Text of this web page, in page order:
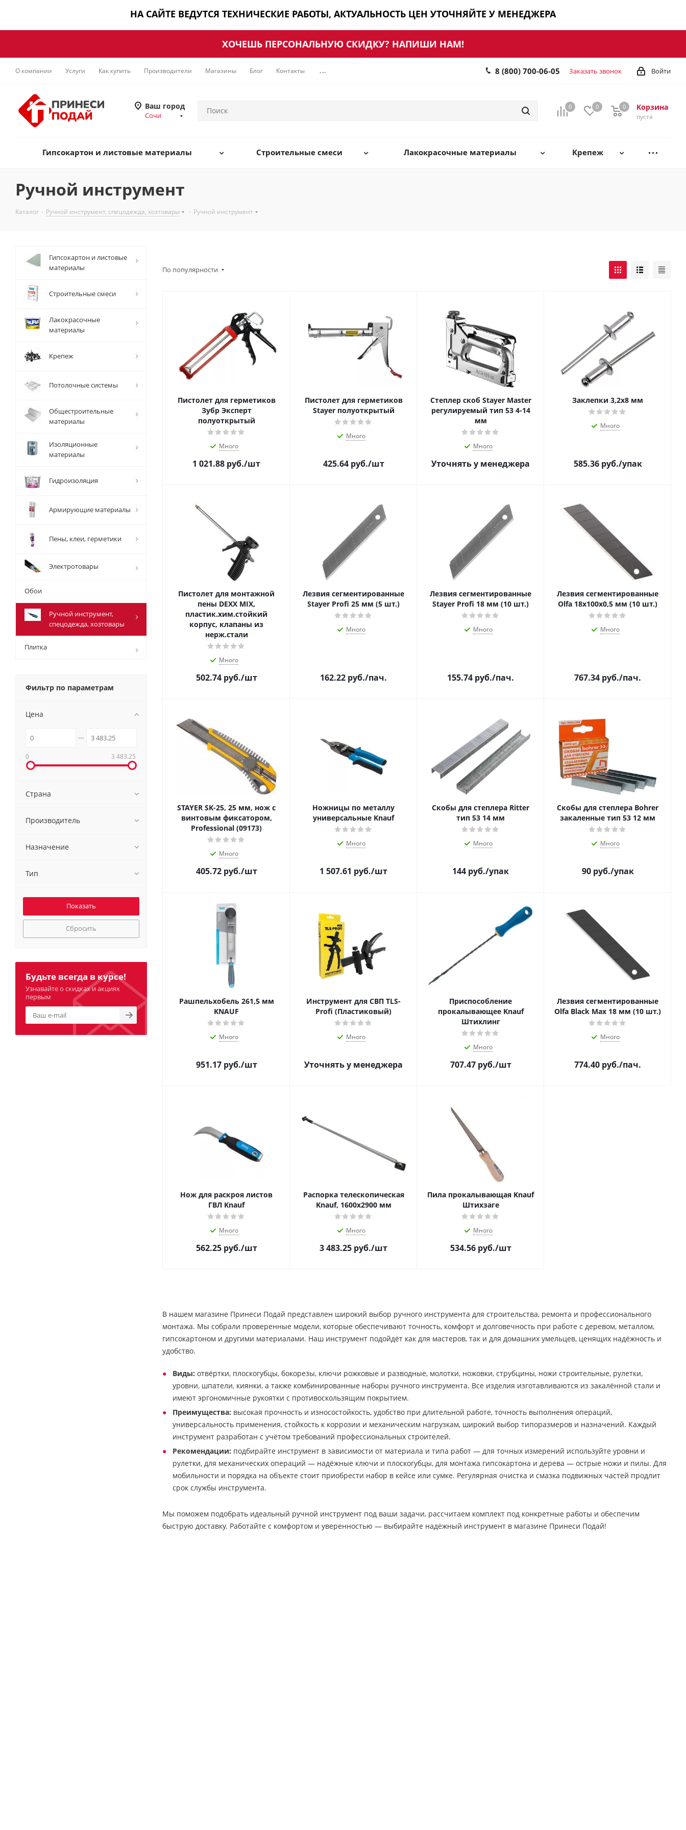
НА САЙТЕ ВЕДУТСЯ ТЕХНИЧЕСКИЕ РАБОТЫ, АКТУАЛЬНОСТЬ ЦЕН УТОЧНЯЙТЕ У МЕНЕДЖЕРА
ХОЧЕШЬ ПЕРСОНАЛЬНУЮ СКИДКУ? НАПИШИ НАМ!
О компании Услуги Как купить Производители Магазины Блог Контакты ... Войти
8 (800) 700-06-05 Заказать звонок
Ваш город
Сочи
0 0 Корзина
0
пуста
0
Гипсокартон и листовые материалы Строительные смеси Лакокрасочные материалы Крепеж
Ручной инструмент
Каталог - Ручной инструмент, спецодежда, хозтовары - Ручной инструмент
По популярности
Пистолет для герметиков
Зубр Эксперт
полуоткрытый
Много
1 021.88 руб./шт
Пистолет для герметиков
Stayer полуоткрытый
Много
425.64руб./шт
Степлер скоб Stayer Master
регулируемый тип 53 4-14
мм
Много
Уточнять у менеджера
Заклепки 3,2х8 мм
Много
585.36руб./упак
Пистолет для монтажной
пены DEXX MIX,
пластик.хим.стойкий
корпус, клапаны из
нерж.стали
Много
502.74руб./шт
Лезвия сегментированные
Stayer Profi 25 мм (5 шт.)
Много
162.22 руб./пач.
Лезвия сегментированные
Stayer Profi 18 мм (10 шт.)
Много
155.74 руб./пач.
Лезвия сегментированные
Olfa 18х100х0,5 мм (10 шт.)
Много
767.34 руб./пач.
STAYER SK-25, 25 мм, нож с
винтовым фиксатором,
Professional (09173)
Много
405.72руб./шт
Ножницы по металлу
универсальные Knauf
Много
1 507.61 руб./шт
Скобы для степлера Ritter
тип 53 14 мм
Много
144 руб./упак
Скобы для степлера Bohrer
закаленные тип 53 12 мм
Много
90руб./упак
Рашпельхобель 261,5 мм
KNAUF
Много
951.17руб./шт
Инструмент для СВП TLS-
Profi (Пластиковый)
Много
Уточнять у менеджера
Приспособление
прокалывающее Knauf
Штихлинг
Много
707.47руб./шт
Лезвия сегментированные
Olfa Black Max 18 мм (10 шт.)
Много
774.40 руб./пач.
Нож для раскроя листов
ГВЛ Knauf
Много
562.25руб./шт
Распорка телескопическая
Knauf, 1600х2900 мм
Много
3 483.25 руб./шт
Пила прокалывающая Knauf
Штихзаге
Много
534.56руб./шт
В нашем магазине Принеси Подай представлен широкий выбор ручного инструмента для строительства, ремонта и профессионального
монтажа. Мы собрали проверенные модели, которые обеспечивают точность, комфорт и долговечность при работе с деревом, металлом,
гипсокартоном и другими материалами. Наш инструмент подойдёт как для мастеров, так и для домашних умельцев, ценящих надёжность и
удобство.
Виды: отвёртки, плоскогубцы, бокорезы, ключи рожковые и разводные, молотки, ножовки, струбцины, ножи строительные, рулетки,
уровни, шпатели, киянки, а также комбинированные наборы ручного инструмента. Все изделия изготавливаются из закалённой стали и
имеют эргономичные рукоятки с противоскользящим покрытием.
Преимущества: высокая прочность и износостойкость, удобство при длительной работе, точность выполнения операций,
универсальность применения, стойкость к коррозии и механическим нагрузкам, широкий выбор типоразмеров и назначений. Каждый
инструмент разработан с учётом требований профессиональных строителей.
Рекомендации: подбирайте инструмент в зависимости от материала и типа работ — для точных измерений используйте уровни и
рулетки, для механических операций — надёжные ключи и плоскогубцы, для монтажа гипсокартона и дерева — острые ножи и пилы. Для
мобильности и порядка на объекте стоит приобрести набор в кейсе или сумке. Регулярная очистка и смазка подвижных частей продлит
срок службы инструмента.
Мы поможем подобрать идеальный ручной инструмент под ваши задачи, рассчитаем комплект под конкретные работы и обеспечим
быструю доставку. Работайте с комфортом и уверенностью — выбирайте надёжный инструмент в магазине Принеси Подай!
Гипсокартон и листовые
материалы
Строительные смеси
Лакокрасочные
материалы
Крепеж
Потолочные системы
Общестроительные
материалы
Изоляционные
материалы
Гидроизоляция
Армирующие материалы
Пены, клеи, герметики
Электротовары
Обои
Ручной инструмент,
спецодежда, хозтовары
Плитка
Фильтр по параметрам
Цена
0 3 483.25
Страна
Производитель
Назначение
Тип
Сбросить
Будьте всегда в курсе!
Узнавайте о скидках и акциях
первым